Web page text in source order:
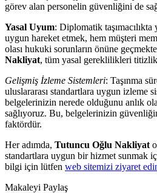
görev alan personelin güvenliğini de
Yasal Uyum: Diplomatik taşımacılıkta
uygun hareket etmek, hem müşteri
olası hukuki sorunların önüne
Nakliyat, tüm yasal gereklilikleri
Gelişmiş İzleme Sistemleri: Taşınma
uluslararası standartlara uygun izleme
belgelerinizin nerede olduğunu anlık
sağlıyoruz. Bu, belgelerinizin
faktördür.
Her adımda, Tutuncu Oğlu Nakliyat
standartlara uygun bir hizmet sunmak
bilgi için lütfen web sitemizi ziyaret
Makaleyi Paylaş